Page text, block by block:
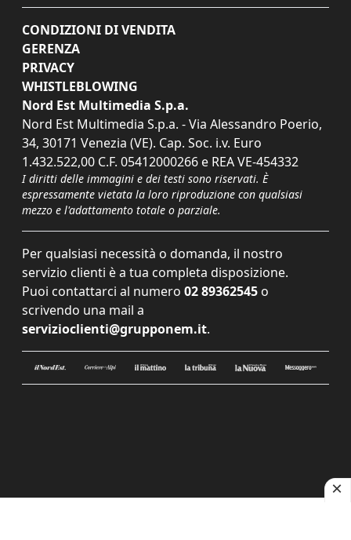
CONDIZIONI DI VENDITA
GERENZA
PRIVACY
WHISTLEBLOWING
Nord Est Multimedia S.p.a.
Nord Est Multimedia S.p.a. - Via Alessandro Poerio,
34, 30171 Venezia (VE). Cap. Soc. i.v. Euro
1.432.522,00 C.F. 05412000266 e REA VE-454332
I diritti delle immagini e dei testi sono riservati. È
espressamente vietata la loro riproduzione con qualsiasi
mezzo e l'adattamento totale o parziale.
Per qualsiasi necessità o domanda, il nostro
servizio clienti è a tua completa disposizione.
Puoi contattarci al numero 02 89362545 o
scrivendo una mail a
servizioclienti@grupponem.it.